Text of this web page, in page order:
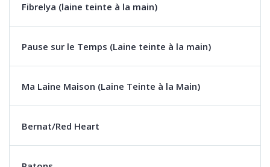
Fibrelya (laine teinte à la main)
Pause sur le Temps (Laine teinte à la main)
Ma Laine Maison (Laine Teinte à la Main)
Bernat/Red Heart